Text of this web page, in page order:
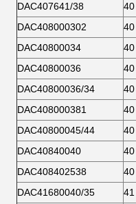
DAC407641/38
40
DAC408000302
40
DAC40800034
40
DAC40800036
40
DAC40800036/34
40
DAC408000381
40
DAC40800045/44
40
DAC40840040
40
DAC408402538
40
DAC41680040/35
41